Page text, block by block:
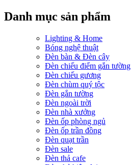
Danh mục sản phẩm
Lighting & Home
Bóng nghệ thuật
Đèn bàn & Đèn cây
Đèn chiếu điểm gắn tường
Đèn chiếu gương
Đèn chùm quý tộc
Đèn gắn tường
Đèn ngoài trời
Đèn nhà xưởng
Đèn ốp phòng ngủ
Đèn ốp trần đồng
Đèn quạt trần
Đèn sale
Đèn thả cafe